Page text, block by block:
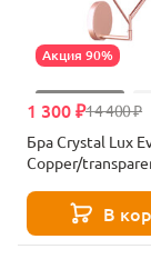
Акция 90%
14 400 ₽
1 300 ₽
Бра Crystal Lux
Copper/
В